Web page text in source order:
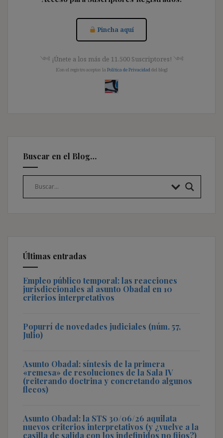
Pincha aquí
༺ ¡Únete a los más de 11.500 Suscriptores! ༺
[Con el registro aceptas la Política de Privacidad del blog]
Buscar en el Blog…
Últimas entradas
Empleo público temporal: las reacciones
jurisdiccionales al asunto Obadal en 10
criterios interpretativos
Popurrí de novedades judiciales (núm. 57,
Julio)
Asunto Obadal: síntesis de la primera
«remesa» de resoluciones de la Sala IV
(reiterando doctrina y concretando algunos
flecos)
Asunto Obadal: la STS 30/06/26 aquilata
nuevos criterios interpretativos (y ¿vuelve a la
casilla de salida con los indefinidos no fijos?)